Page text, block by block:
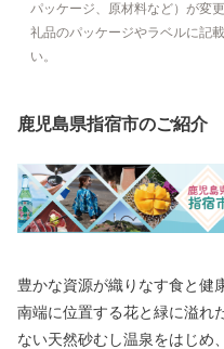
パッケージ、原材料など）が変
礼品のパッケージやラベルに記
い。
鹿児島県指宿市のご紹介
豊かな資源が織りなす食と健康のまち 指宿市は、
南端に位置する花と緑に溢れ
ない天然砂むし温泉をはじめ